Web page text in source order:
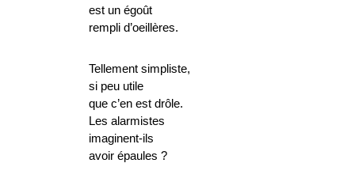
est un égoût
rempli d’oeillères.
Tellement simpliste,
si peu utile
que c’en est drôle.
Les alarmistes
imaginent-ils
avoir épaules ?